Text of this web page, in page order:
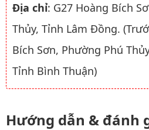
Địa chỉ: G27 Hoàng Bích
Thủy, Tỉnh Lâm Đồng.
Bích Sơn, Phường Phú
Tỉnh Bình Thuận)
Hướng dẫn & đánh